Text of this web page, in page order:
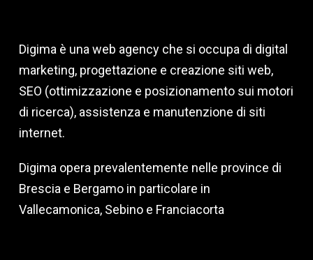
Digima è una web agency che si occupa di digital
marketing, progettazione e creazione siti web,
SEO (ottimizzazione e posizionamento sui motori
di ricerca), assistenza e manutenzione di siti
internet.
Digima opera prevalentemente nelle province di
Brescia e Bergamo in particolare in
Vallecamonica, Sebino e Franciacorta